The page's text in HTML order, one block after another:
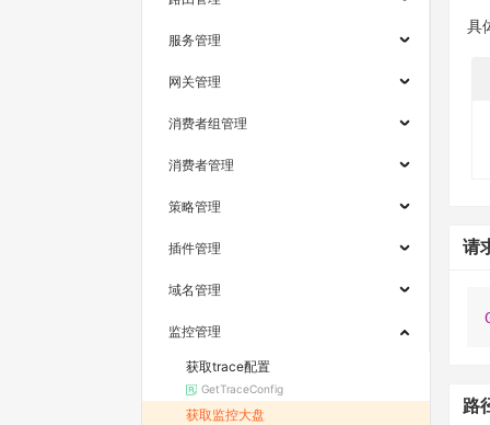
服务管理
网关管理
消费者组管理
消费者管理
策略管理
插件管理
域名管理
监控管理
获取trace配置
GetTraceConfig
获取监控大盘
具
请
路